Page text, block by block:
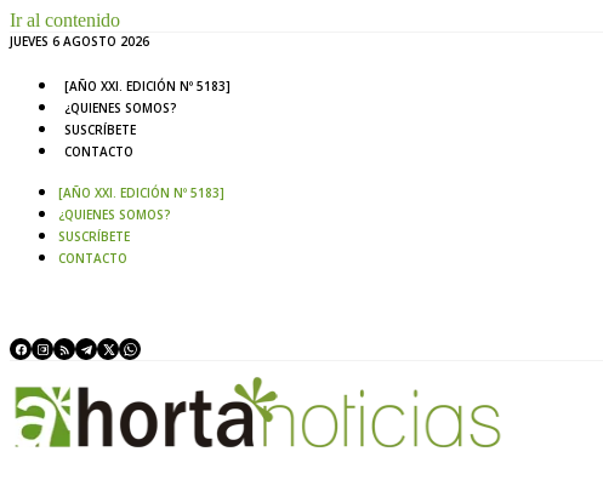
Ir al contenido
JUEVES 6 AGOSTO 2026
[AÑO XXI. EDICIÓN Nº 5183]
¿QUIENES SOMOS?
SUSCRÍBETE
CONTACTO
[AÑO XXI. EDICIÓN Nº 5183]
¿QUIENES SOMOS?
SUSCRÍBETE
CONTACTO